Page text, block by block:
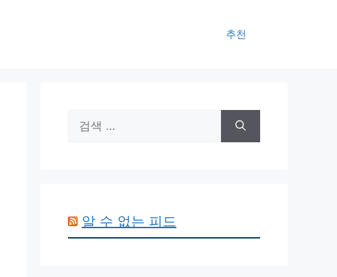
추천
색:
알 수 없는 피드